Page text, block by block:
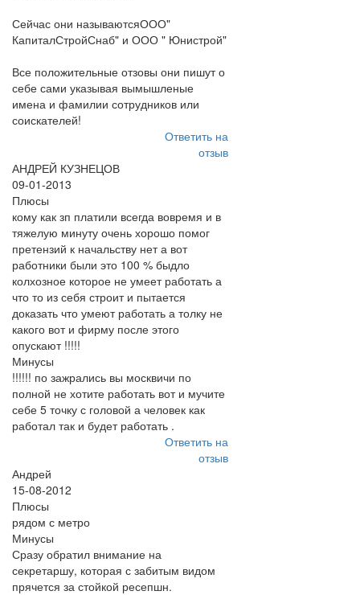
Сейчас они называютсяООО"
КапиталСтройСнаб" и ООО " Юнистрой"
Все положительные отзовы они пишут о
себе сами указывая вымышленые
имена и фамилии сотрудников или
соискателей!
Ответить на
отзыв
АНДРЕЙ КУЗНЕЦОВ
09-01-2013
Плюсы
кому как зп платили всегда вовремя и в
тяжелую минуту очень хорошо помог
претензий к начальству нет а вот
работники были это 100 % быдло
колхозное которое не умеет работать а
что то из себя строит и пытается
доказать что умеют работать а толку не
какого вот и фирму после этого
опускают !!!!!
Минусы
!!!!!! по зажрались вы москвичи по
полной не хотите работать вот и мучите
себе 5 точку с головой а человек как
работал так и будет работать .
Ответить на
отзыв
Андрей
15-08-2012
Плюсы
рядом с метро
Минусы
Сразу обратил внимание на
секретаршу, которая с забитым видом
прячется за стойкой ресепшн.